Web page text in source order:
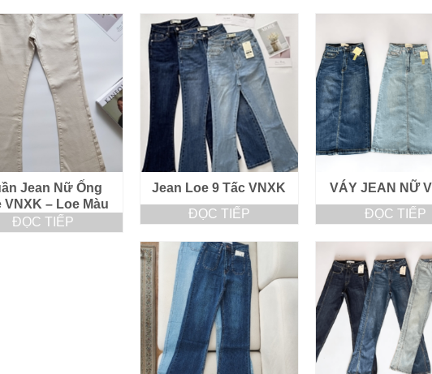
Jean Nữ Ống
VNXK – Loe Màu
ĐỌC TIẾP
Jean Loe 9 Tấc VNXK
ĐỌC TIẾP
VÁY JEAN NỮ
ĐỌC TIẾP